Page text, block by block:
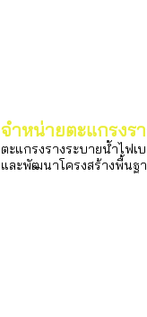
จำหน่ายตะแกรงร
ตะแกรงรางระบายน้ำไฟเ
และพัฒนาโครงสร้างพื้น